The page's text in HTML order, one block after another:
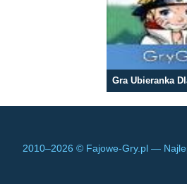
Gra Ubieranka
2010–2026 © Fajowe-Gry.pl —